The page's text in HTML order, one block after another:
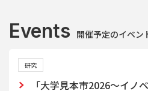
Events 開催予定のイベン
研究
「大学見本市2026～イノ